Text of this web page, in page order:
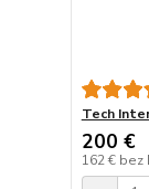
Tech
200 €
162 € bez